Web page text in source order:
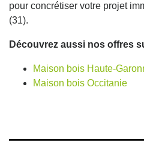
pour concrétiser votre projet
(31).
Découvrez aussi nos offres
Maison bois Haute-
Maison bois Occitanie